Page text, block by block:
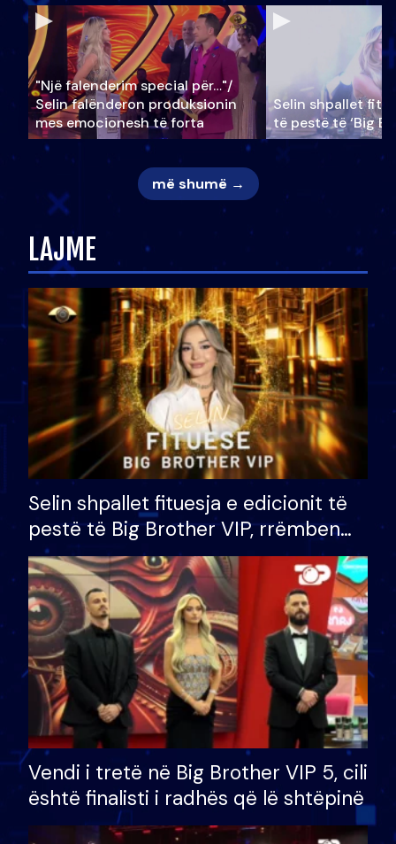
"Një falenderim special për…"/
Selin falënderon produksionin
mes emocionesh të forta
Selin shpallet
të pestë të ‘Big
më shumë →
LAJME
Selin shpallet fituesja e edicionit të
pestë të Big Brother VIP, rrëmben
çmimin e madh prej 100 mijë eurosh
Vendi i tretë në Big Brother VIP 5, cili
është finalisti i radhës që lë shtëpinë